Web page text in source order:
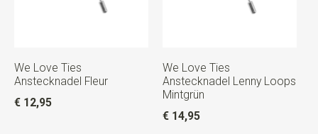
We Love Ties
Anstecknadel Fleur
€ 12,95
We Love Ties
Anstecknadel Lenny Loops
Mintgrün
€ 14,95